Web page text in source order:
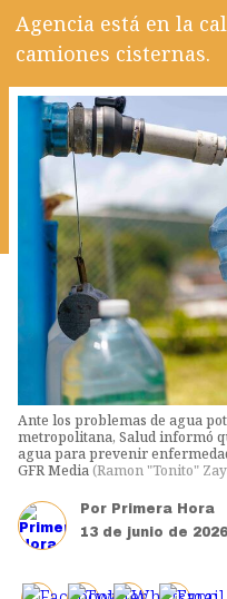
Agencia está en la
camiones cisternas.
Ante los problemas de agua
metropolitana, Salud informó
agua para prevenir
GFR Media(Ramon "Tonito"
Por Primera Hora
13 de junio de